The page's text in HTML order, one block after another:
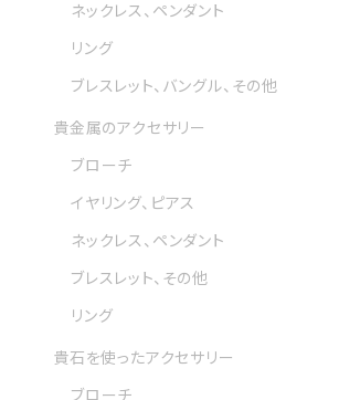
ネックレス、ペンダント
リング
ブレスレット、バングル、その他
貴金属のアクセサリー
ブローチ
イヤリング、ピアス
ネックレス、ペンダント
ブレスレット、その他
リング
貴石を使ったアクセサリー
ブローチ